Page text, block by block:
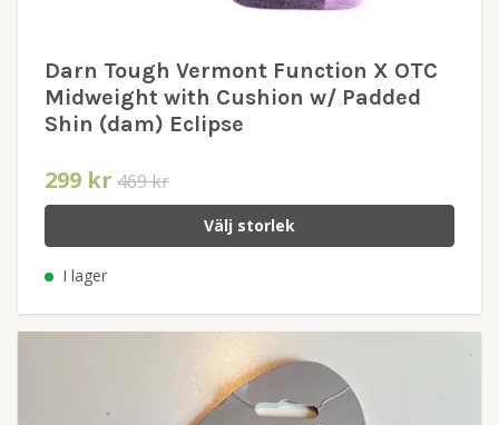
Darn Tough Vermont Function X OTC
Midweight with Cushion w/ Padded
Shin (dam) Eclipse
299 kr 469 kr
Välj storlek
I lager